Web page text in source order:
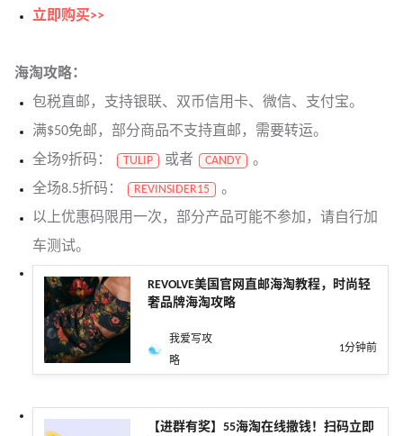
立即购买>>
海淘攻略：
包税直邮，支持银联、双币信用卡、微信、支付宝。
满$50免邮，部分商品不支持直邮，需要转运。
全场9折码：
TULIP 或者 CANDY
。
全场8.5折码：
REVINSIDER15
。
以上优惠码限用一次，部分产品可能不参加，请自行加
车测试。
REVOLVE美国官网直邮海淘教程，时尚轻
奢品牌海淘攻略
我爱写攻
略
1分钟前
【进群有奖】55海淘在线撒钱！扫码立即